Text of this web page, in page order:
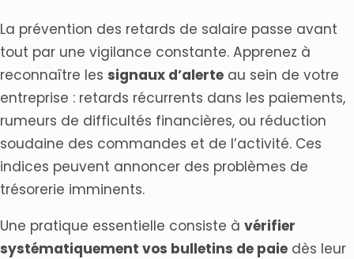
La prévention des retards de salaire passe avant
tout par une vigilance constante. Apprenez à
reconnaître les signaux d’alerte au sein de votre
entreprise : retards récurrents dans les paiements,
rumeurs de difficultés financières, ou réduction
soudaine des commandes et de l’activité. Ces
indices peuvent annoncer des problèmes de
trésorerie imminents.
Une pratique essentielle consiste à vérifier
systématiquement vos bulletins de paie dès leur